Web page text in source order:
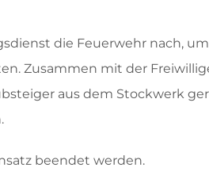
die Feuerwehr nach,
Zusammen mit der
aus dem Stockwerk
beendet werden.